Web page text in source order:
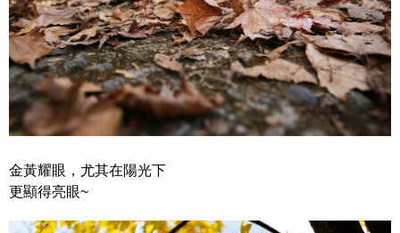
金黃耀眼，尤其在陽光下
更顯得亮眼~